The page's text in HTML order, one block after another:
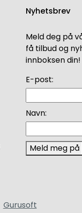
Nyhetsbrev
Meld deg på
få tilbud og
innboksen din!
E-post:
Navn:
Meld meg på
Gurusoft